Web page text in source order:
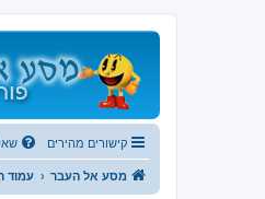
קישורים מהירים
מסע אל העבר עמוד